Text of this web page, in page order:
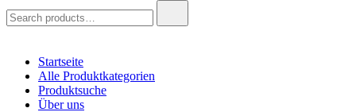
for:
Startseite
Alle Produktkategorien
Produktsuche
Über uns